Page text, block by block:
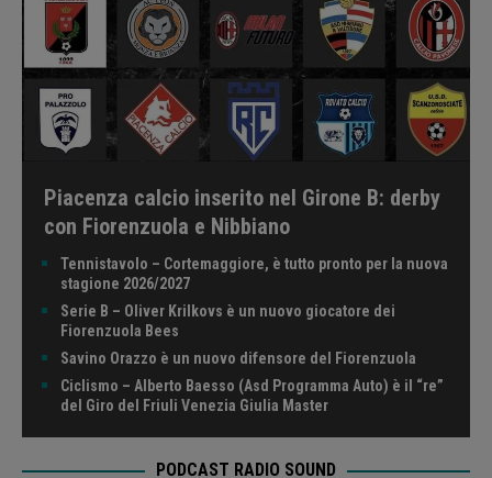
Piacenza calcio inserito nel Girone B: derby
con Fiorenzuola e Nibbiano
Tennistavolo – Cortemaggiore, è tutto pronto per la nuova
stagione 2026/2027
Serie B – Oliver Krilkovs è un nuovo giocatore dei
Fiorenzuola Bees
Savino Orazzo è un nuovo difensore del Fiorenzuola
Ciclismo – Alberto Baesso (Asd Programma Auto) è il “re”
del Giro del Friuli Venezia Giulia Master
PODCAST RADIO SOUND